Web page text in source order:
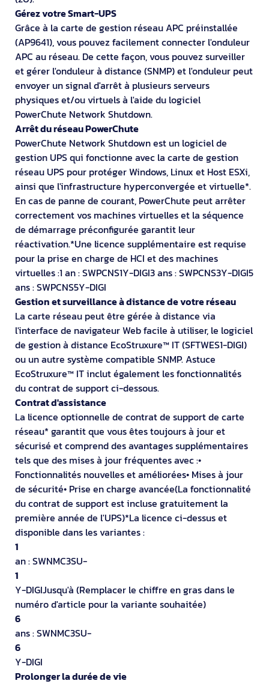
Gérez votre Smart-UPS
Grâce à la carte de gestion réseau APC préinstallée
(AP9641), vous pouvez facilement connecter l'onduleur
APC au réseau. De cette façon, vous pouvez surveiller
et gérer l'onduleur à distance (SNMP) et l'onduleur peut
envoyer un signal d'arrêt à plusieurs serveurs
physiques et/ou virtuels à l'aide du logiciel
PowerChute Network Shutdown.
Arrêt du réseau PowerChute
PowerChute Network Shutdown est un logiciel de
gestion UPS qui fonctionne avec la carte de gestion
réseau UPS pour protéger Windows, Linux et Host ESXi,
ainsi que l'infrastructure hyperconvergée et virtuelle*.
En cas de panne de courant, PowerChute peut arrêter
correctement vos machines virtuelles et la séquence
de démarrage préconfigurée garantit leur
réactivation.*Une licence supplémentaire est requise
pour la prise en charge de HCI et des machines
virtuelles :1 an : SWPCNS1Y-DIGI3 ans : SWPCNS3Y-DIGI5
ans : SWPCNS5Y-DIGI
Gestion et surveillance à distance de votre réseau
La carte réseau peut être gérée à distance via
l'interface de navigateur Web facile à utiliser, le logiciel
de gestion à distance EcoStruxure™ IT (SFTWES1-DIGI)
ou un autre système compatible SNMP. Astuce
EcoStruxure™ IT inclut également les fonctionnalités
du contrat de support ci-dessous.
Contrat d'assistance
La licence optionnelle de contrat de support de carte
réseau* garantit que vous êtes toujours à jour et
sécurisé et comprend des avantages supplémentaires
tels que des mises à jour fréquentes avec :•
Fonctionnalités nouvelles et améliorées• Mises à jour
de sécurité• Prise en charge avancée(La fonctionnalité
du contrat de support est incluse gratuitement la
première année de l'UPS)*La licence ci-dessus et
disponible dans les variantes :
1
an : SWNMC3SU-
1
Y-DIGIJusqu'à (Remplacer le chiffre en gras dans le
numéro d'article pour la variante souhaitée)
6
ans : SWNMC3SU-
6
Y-DIGI
Prolonger la durée de vie